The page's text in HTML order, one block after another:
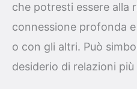
che potresti essere alla
connessione profonda
o con gli altri. Può
desiderio di relazioni